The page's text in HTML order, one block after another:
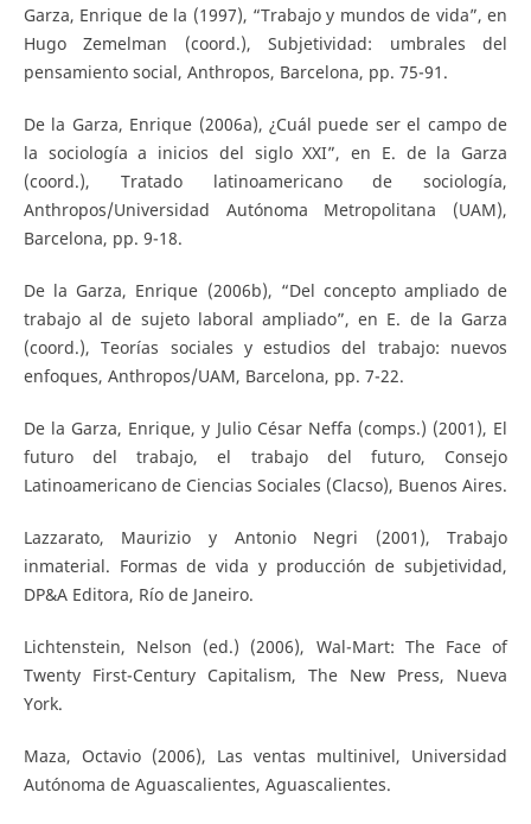
Garza, Enrique de la (1997), “Trabajo y mundos de vida”, en
Hugo Zemelman (coord.), Subjetividad: umbrales del
pensamiento social, Anthropos, Barcelona, pp. 75-91.
De la Garza, Enrique (2006a), ¿Cuál puede ser el campo de
la sociología a inicios del siglo XXI”, en E. de la Garza
(coord.), Tratado latinoamericano de sociología,
Anthropos/Universidad Autónoma Metropolitana (UAM),
Barcelona, pp. 9-18.
De la Garza, Enrique (2006b), “Del concepto ampliado de
trabajo al de sujeto laboral ampliado”, en E. de la Garza
(coord.), Teorías sociales y estudios del trabajo: nuevos
enfoques, Anthropos/UAM, Barcelona, pp. 7-22.
De la Garza, Enrique, y Julio César Neffa (comps.) (2001), El
futuro del trabajo, el trabajo del futuro, Consejo
Latinoamericano de Ciencias Sociales (Clacso), Buenos Aires.
Lazzarato, Maurizio y Antonio Negri (2001), Trabajo
inmaterial. Formas de vida y producción de subjetividad,
DP&A Editora, Río de Janeiro.
Lichtenstein, Nelson (ed.) (2006), Wal-Mart: The Face of
Twenty First-Century Capitalism, The New Press, Nueva
York.
Maza, Octavio (2006), Las ventas multinivel, Universidad
Autónoma de Aguascalientes, Aguascalientes.